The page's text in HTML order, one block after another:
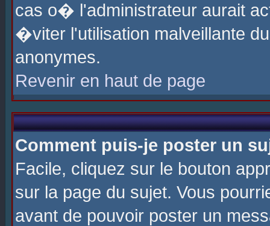
cas o� l'administrateur aurait
�viter l'utilisation malveillante
anonymes.
Revenir en haut de page
Comment puis-je poster un
Facile, cliquez sur le bouton
sur la page du sujet. Vous
avant de pouvoir poster un